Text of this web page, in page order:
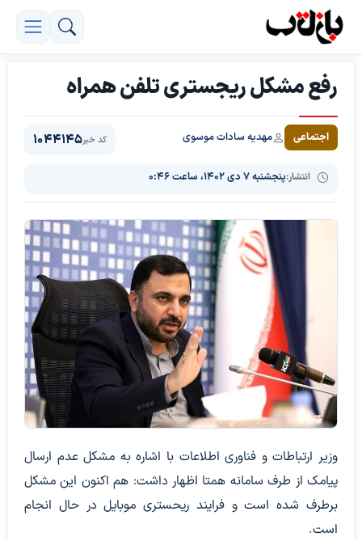
رفع مشکل ریجستری تلفن همراه
اجتماعی مهدیه سادات موسوی
انتشار:پنجشنبه ۷ دی ۱۴۰۲، ساعت ۰:۴۶
کد خبر1044145
وزیر ارتباطات و فناوری اطلاعات با اشاره به مشکل عدم ارسال
پیامک از طرف سامانه همتا اظهار داشت: هم اکنون این مشکل
برطرف شده است و فرایند ریحستری موبایل در حال انجام
است.